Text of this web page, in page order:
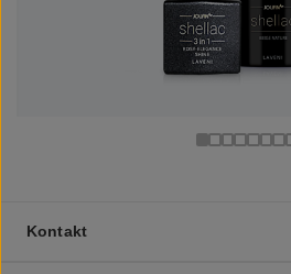
Kontakt